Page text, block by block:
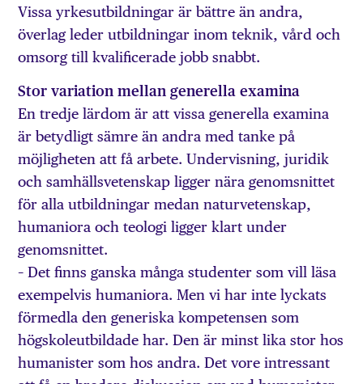
Vissa yrkesutbildningar är bättre än andra,
överlag leder utbildningar inom teknik, vård och
omsorg till kvalificerade jobb snabbt.
Stor variation mellan generella examina
En tredje lärdom är att vissa generella examina
är betydligt sämre än andra med tanke på
möjligheten att få arbete. Undervisning, juridik
och samhällsvetenskap ligger nära genomsnittet
för alla utbildningar medan naturvetenskap,
humaniora och teologi ligger klart under
genomsnittet.
– Det finns ganska många studenter som vill läsa
exem­pelvis humaniora. Men vi har inte lyckats
förmedla den generiska kompetensen som
högskoleutbildade har. Den är minst lika stor hos
humanister som hos andra. Det vore intressant